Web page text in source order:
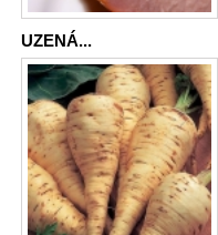
UZENÁ...